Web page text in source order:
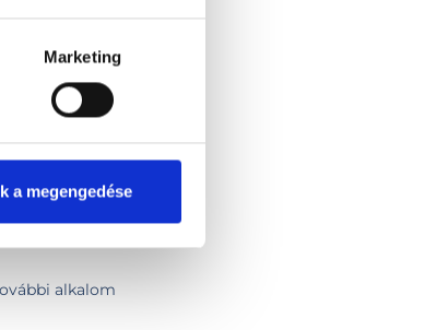
Marketing
a megengedése
analízissel
további hétre
alkalom